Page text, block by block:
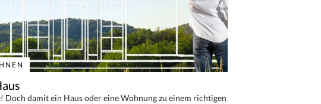
Doch damit ein Haus oder eine Wohnung zu einem richtigen